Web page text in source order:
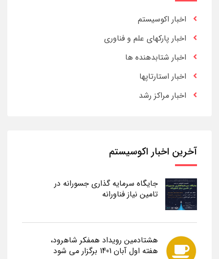
اخبار اکوسیستم
اخبار پارکهای علم و فناوری
اخبار شتابدهنده ها
اخبار استارتاپها
اخبار مراکز رشد
آخرین اخبار اکوسیستم
جایگاه سرمایه گذاری جسورانه در
تامین نیاز فناورانه
هشتادمین رویداد همفکر شاهرود،
هفته اول آبان 1401 برگزار می شود